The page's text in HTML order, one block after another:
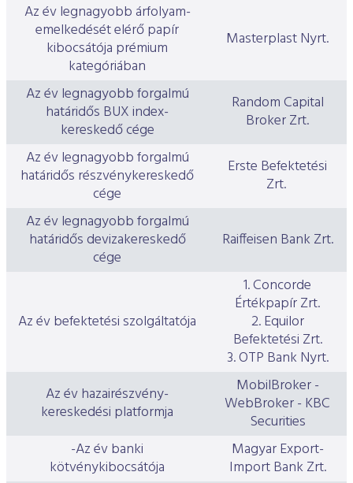
Az év legnagyobb árfolyam-
emelkedését elérő papír
kibocsátója prémium
kategóriában
Masterplast Nyrt.
Az év legnagyobb forgalmú
határidős BUX index-
kereskedő cége
Random Capital
Broker Zrt.
Az év legnagyobb forgalmú
határidős részvénykereskedő
cége
Erste Befektetési
Zrt.
Az év legnagyobb forgalmú
határidős devizakereskedő
cége
Raiffeisen Bank Zrt.
Az év befektetési szolgáltatója
1. Concorde
Értékpapír Zrt.
2. Equilor
Befektetési Zrt.
3. OTP Bank Nyrt.
Az év hazairészvény-
kereskedési platformja
MobilBroker -
WebBroker - KBC
Securities
-Az év banki
kötvénykibocsátója
Magyar Export-
Import Bank Zrt.